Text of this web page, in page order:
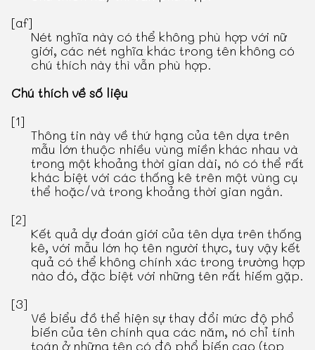
[af]
Nét nghĩa này có thể không phù hợp với nữ
giới, các nét nghĩa khác trong tên không có
chú thích này thì vẫn phù hợp.
Chú thích về số liệu
[1]
Thông tin này về thứ hạng của tên dựa trên
mẫu lớn thuộc nhiều vùng miền khác nhau và
trong một khoảng thời gian dài, nó có thể rất
khác biệt với các thống kê trên một vùng cụ
thể hoặc/và trong khoảng thời gian ngắn.
[2]
Kết quả dự đoán giới của tên dựa trên thống
kê, với mẫu lớn họ tên người thực, tuy vậy kết
quả có thể không chính xác trong trường hợp
nào đó, đặc biệt với những tên rất hiếm gặp.
[3]
Về biểu đồ thể hiện sự thay đổi mức độ phổ
biến của tên chính qua các năm, nó chỉ tính
toán ở những tên có độ phổ biến cao (top